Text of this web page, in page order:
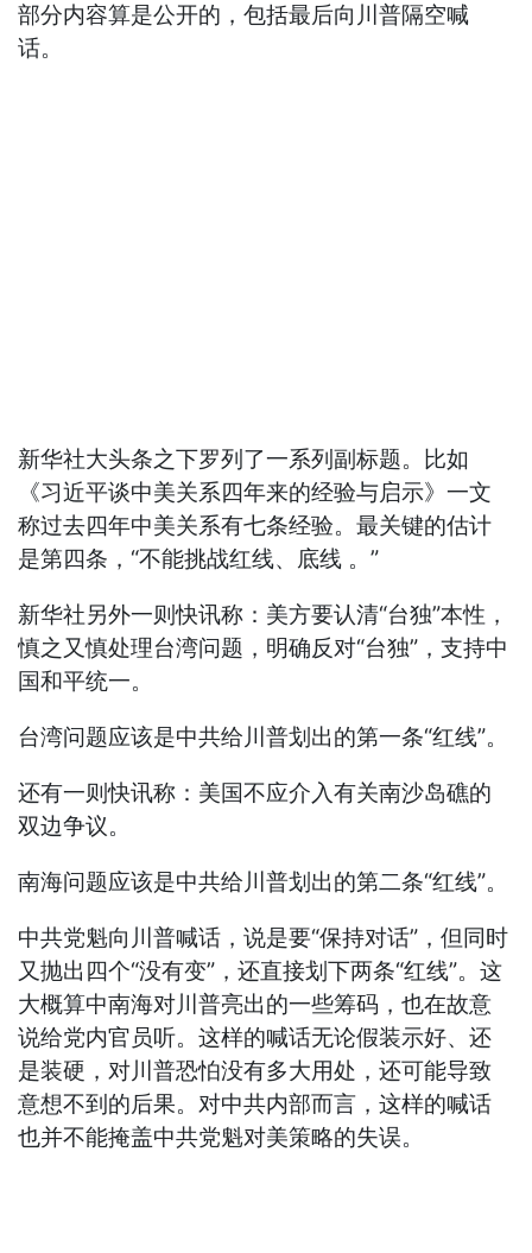
部分内容算是公开的，包括最后向川普隔空喊
话。
新华社大头条之下罗列了一系列副标题。比如
《习近平谈中美关系四年来的经验与启示》一文
称过去四年中美关系有七条经验。最关键的估计
是第四条，“不能挑战红线、底线 。”
新华社另外一则快讯称：美方要认清“台独”本性，
慎之又慎处理台湾问题，明确反对“台独”，支持中
国和平统一。
台湾问题应该是中共给川普划出的第一条“红线”。
还有一则快讯称：美国不应介入有关南沙岛礁的
双边争议。
南海问题应该是中共给川普划出的第二条“红线”。
中共党魁向川普喊话，说是要“保持对话”，但同时
又抛出四个“没有变”，还直接划下两条“红线”。这
大概算中南海对川普亮出的一些筹码，也在故意
说给党内官员听。这样的喊话无论假装示好、还
是装硬，对川普恐怕没有多大用处，还可能导致
意想不到的后果。对中共内部而言，这样的喊话
也并不能掩盖中共党魁对美策略的失误。